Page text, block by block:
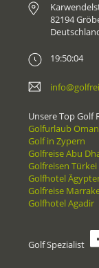
82194
19:50:04
Unsere Top Golf
Golfurlaub Oman
Golf in Zypern
Golfreise Abu
Golfreisen Türkei
Golfhotel
Golfreise
Golfhotel Agadir
Golf Spezialist